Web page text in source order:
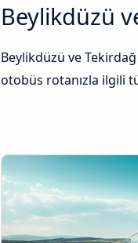
Beylikdüzü
Beylikdüzü ve
otobüs rotanızla ilgili